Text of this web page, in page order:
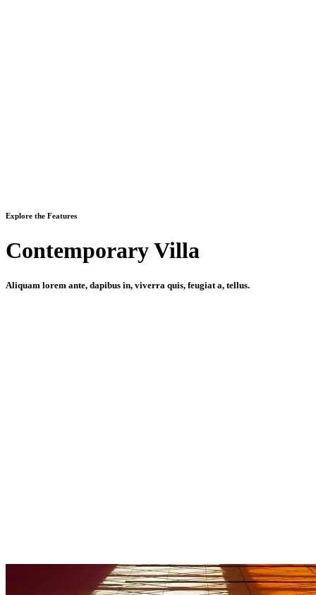
Explore the Features
Contemporary Villa
Aliquam lorem ante, dapibus in, viverra quis, feugiat a, tellus.